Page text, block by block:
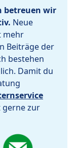
betreuen wir
Neue
mehr
Beiträge der
bestehen
Damit du
gerne zur